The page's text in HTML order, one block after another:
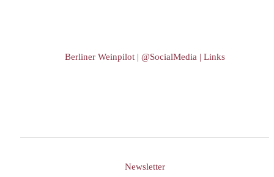
Berliner Weinpilot | @SocialMedia | Links
Newsletter